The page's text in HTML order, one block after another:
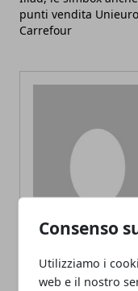
Consenso
Utilizziamo i
web e il nostro
punti vendita
Carrefour